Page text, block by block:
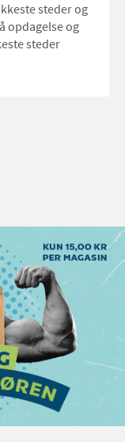
steder og
opdagelse og
steder